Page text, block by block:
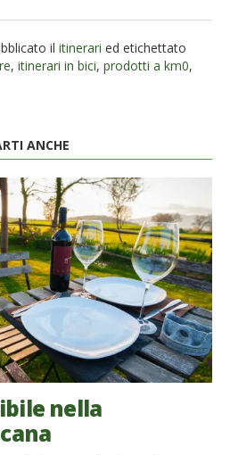
il itinerari ed etichettato
, itinerari in bici, prodotti a km0,
ANCHE
nella